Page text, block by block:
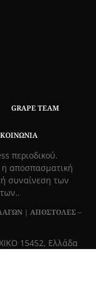
GRAPE TEAM
περιοδικού.
η αποσπασματική
συναίνεση των
| ΑΠΟΣΤΟΛΕΣ –
15452, Ελλάδα